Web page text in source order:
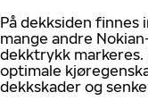
På dekksiden finnes
mange andre
dekktrykk
optimale
dekkskader og